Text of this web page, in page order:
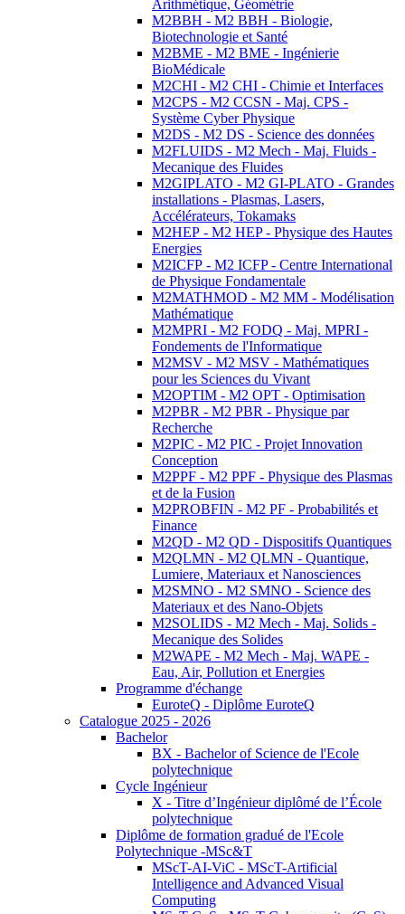
Arithmétique, Géométrie
M2BBH - M2 BBH - Biologie,
Biotechnologie et Santé
M2BME - M2 BME - Ingénierie
BioMédicale
M2CHI - M2 CHI - Chimie et Interfaces
M2CPS - M2 CCSN - Maj. CPS -
Système Cyber Physique
M2DS - M2 DS - Science des données
M2FLUIDS - M2 Mech - Maj. Fluids -
Mecanique des Fluides
M2GIPLATO - M2 GI-PLATO - Grandes
installations - Plasmas, Lasers,
Accélérateurs, Tokamaks
M2HEP - M2 HEP - Physique des Hautes
Energies
M2ICFP - M2 ICFP - Centre International
de Physique Fondamentale
M2MATHMOD - M2 MM - Modélisation
Mathématique
M2MPRI - M2 FODQ - Maj. MPRI -
Fondements de l'Informatique
M2MSV - M2 MSV - Mathématiques
pour les Sciences du Vivant
M2OPTIM - M2 OPT - Optimisation
M2PBR - M2 PBR - Physique par
Recherche
M2PIC - M2 PIC - Projet Innovation
Conception
M2PPF - M2 PPF - Physique des Plasmas
et de la Fusion
M2PROBFIN - M2 PF - Probabilités et
Finance
M2QD - M2 QD - Dispositifs Quantiques
M2QLMN - M2 QLMN - Quantique,
Lumiere, Materiaux et Nanosciences
M2SMNO - M2 SMNO - Science des
Materiaux et des Nano-Objets
M2SOLIDS - M2 Mech - Maj. Solids -
Mecanique des Solides
M2WAPE - M2 Mech - Maj. WAPE -
Eau, Air, Pollution et Energies
Programme d'échange
EuroteQ - Diplôme EuroteQ
Catalogue 2025 - 2026
Bachelor
BX - Bachelor of Science de l'Ecole
polytechnique
Cycle Ingénieur
X - Titre d’Ingénieur diplômé de l’École
polytechnique
Diplôme de formation gradué de l'Ecole
Polytechnique -MSc&T
MScT-AI-ViC - MScT-Artificial
Intelligence and Advanced Visual
Computing